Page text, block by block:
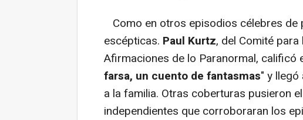
Como en otros episodios célebres
escépticas. Paul Kurtz, del Comité
Afirmaciones de lo Paranormal, calificó
farsa, un cuento de fantasmas" y
a la familia. Otras coberturas pusieron
independientes que corroboraran los